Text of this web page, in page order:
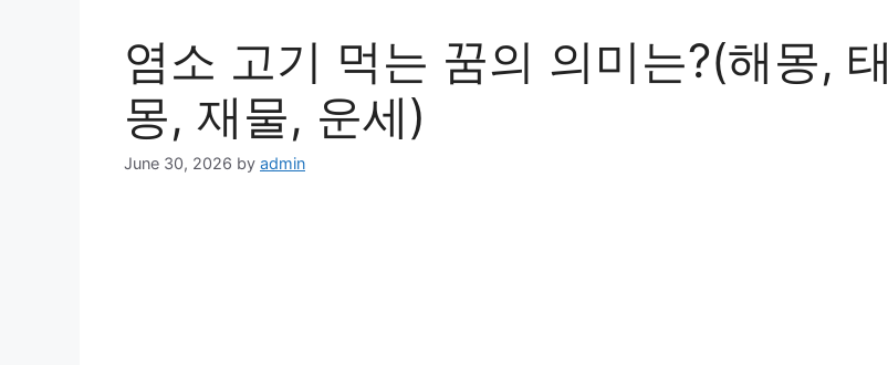
염소 고기 먹는 꿈의 의미는?(해몽, 태
몽, 재물, 운세)
June 30, 2026 by admin